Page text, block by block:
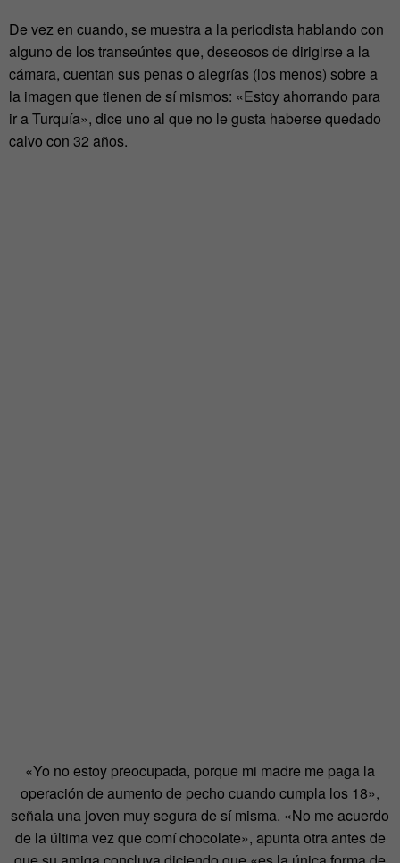
De vez en cuando, se muestra a la periodista hablando con
alguno de los transeúntes que, deseosos de dirigirse a la
cámara, cuentan sus penas o alegrías (los menos) sobre a
la imagen que tienen de sí mismos: «Estoy ahorrando para
ir a Turquía», dice uno al que no le gusta haberse quedado
calvo con 32 años.
«Yo no estoy preocupada, porque mi madre me paga la
operación de aumento de pecho cuando cumpla los 18»,
señala una joven muy segura de sí misma. «No me acuerdo
de la última vez que comí chocolate», apunta otra antes de